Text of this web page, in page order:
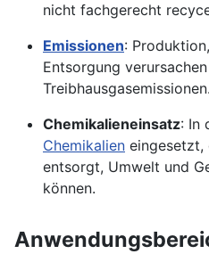
nicht fachgerecht
Emissionen:
Entsorgung
Treibhausgasemissionen.
Chemikalieneinsatz: In
Chemikalien eingesetzt,
entsorgt, Umwelt und
können.